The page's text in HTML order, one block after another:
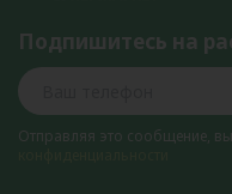
Подпишитесь на
Отправляя это сообщение,